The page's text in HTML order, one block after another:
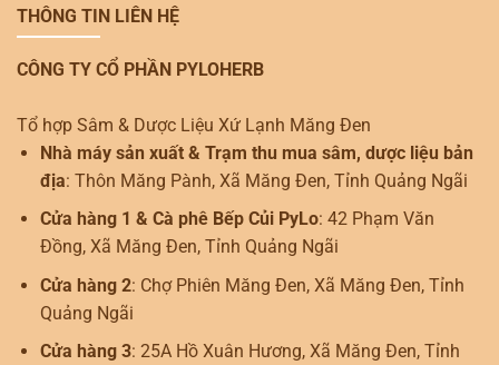
THÔNG TIN LIÊN HỆ
CÔNG TY CỔ PHẦN PYLOHERB
Tổ hợp Sâm & Dược Liệu Xứ Lạnh Măng Đen
Nhà máy sản xuất & Trạm thu mua sâm, dược liệu bản
địa: Thôn Măng Pành, Xã Măng Đen, Tỉnh Quảng Ngãi
Cửa hàng 1 & Cà phê Bếp Củi PyLo: 42 Phạm Văn
Đồng, Xã Măng Đen, Tỉnh Quảng Ngãi
Cửa hàng 2: Chợ Phiên Măng Đen, Xã Măng Đen, Tỉnh
Quảng Ngãi
Cửa hàng 3: 25A Hồ Xuân Hương, Xã Măng Đen, Tỉnh